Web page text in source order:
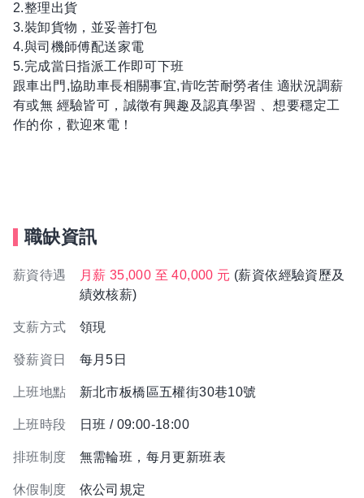
2.整理出貨
3.裝卸貨物，並妥善打包
4.與司機師傅配送家電
5.完成當日指派工作即可下班
跟車出門,協助車長相關事宜,肯吃苦耐勞者佳 適狀況調薪
有或無 經驗皆可，誠徵有興趣及認真學習 、想要穩定工
作的你，歡迎來電！
職缺資訊
薪資待遇 月薪 35,000 至 40,000 元 (薪資依經驗資歷及
績效核薪)
支薪方式 領現
發薪資日 每月5日
上班地點 新北市板橋區五權街30巷10號
上班時段 日班 / 09:00-18:00
排班制度 無需輪班，每月更新班表
休假制度 依公司規定